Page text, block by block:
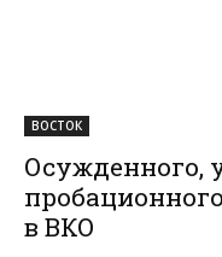
ВОСТОК
Осужденного,
в ВКО